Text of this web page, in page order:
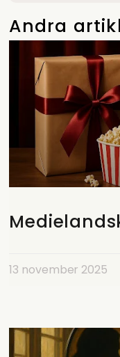
Andra
13 november 2025